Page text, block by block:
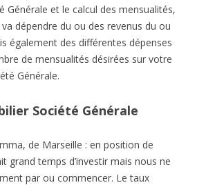
Générale et le calcul des mensualités,
dépendre du ou des revenus du ou
également des différentes dépenses
de mensualités désirées sur votre
Générale.
Société Générale
de Marseille : en position de
grand temps d’investir mais nous ne
par ou commencer. Le taux